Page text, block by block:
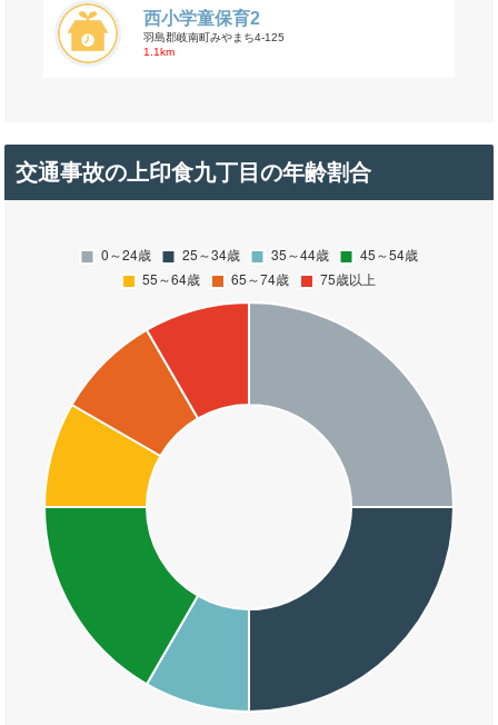
西小学童保育2
羽島郡岐南町みやまち4-125
1.1km
交通事故の上印食九丁目の年齢割合